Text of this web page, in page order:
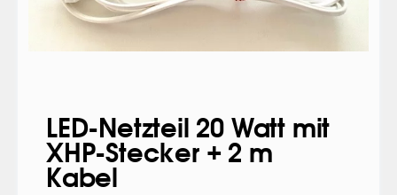
LED-Netzteil 20 Watt mit
XHP-Stecker + 2 m
Kabel